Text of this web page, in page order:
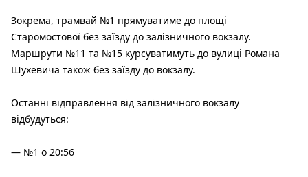
Зокрема, трамвай №1 прямуватиме до площі
Старомостової без заїзду до залізничного вокзалу.
Маршрути №11 та №15 курсуватимуть до вулиці Романа
Шухевича також без заїзду до вокзалу.
Останні відправлення від залізничного вокзалу
відбудуться:
— №1 о 20:56